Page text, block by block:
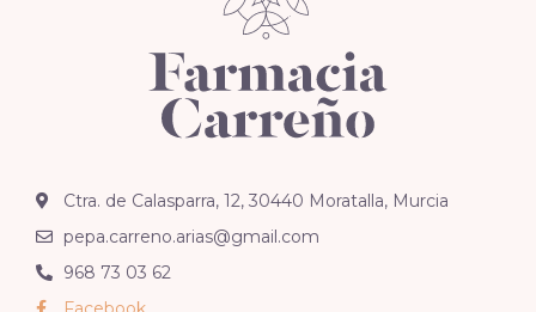
Ctra. de Calasparra, 12, 30440 Moratalla, Murcia
pepa.carreno.arias@gmail.com
968 73 03 62